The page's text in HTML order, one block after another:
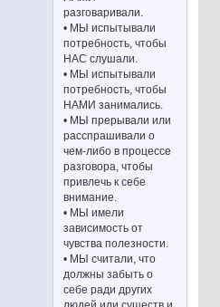
разговаривали.
• МЫ испытывали
потребность, чтобы
НАС слушали.
• МЫ испытывали
потребность, чтобы
НАМИ занимались.
• МЫ прерывали или
расспрашивали о
чем-либо в процессе
разговора, чтобы
привлечь к себе
внимание.
• МЫ имели
зависимость от
чувства полезности.
• МЫ считали, что
должны забыть о
себе ради других